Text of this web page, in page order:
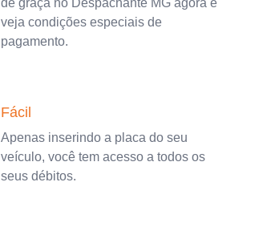
veja condições especiais de
pagamento.
Fácil
Apenas inserindo a placa do seu
veículo, você tem acesso a todos os
seus débitos.